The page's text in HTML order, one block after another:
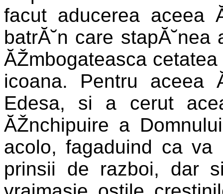
facut aducerea aceea
batrĂ˘n care
ĂŽmbogateasca
icoana. Pentru
Edesa, si a cerut
ĂŽnchipuire a
acolo, fagaduind ca
prinsii de razboi, dar